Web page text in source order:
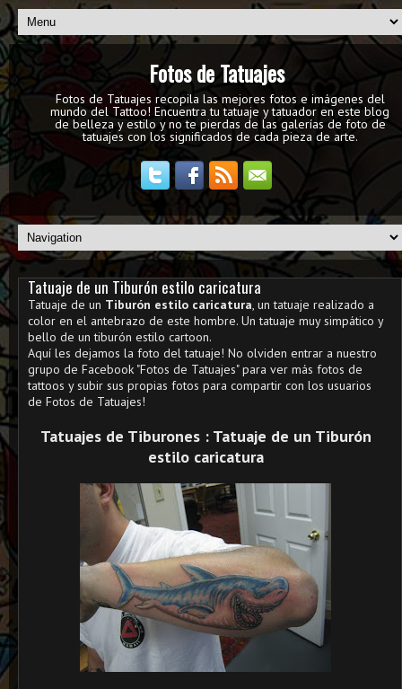
Fotos de Tatuajes
Fotos de Tatuajes recopila las mejores fotos e imágenes del
mundo del Tattoo! Encuentra tu tatuaje y tatuador en este blog
de belleza y estilo y no te pierdas de las galerías de foto de
tatuajes con los significados de cada pieza de arte.
Tatuaje de un Tiburón estilo caricatura
Tatuaje de un Tiburón estilo caricatura, un tatuaje realizado a
color en el antebrazo de este hombre. Un tatuaje muy simpático y
bello de un tiburón estilo cartoon.
Aquí les dejamos la foto del tatuaje! No olviden entrar a nuestro
grupo de Facebook "Fotos de Tatuajes" para ver más fotos de
tattoos y subir sus propias fotos para compartir con los usuarios
de Fotos de Tatuajes!
Tatuajes de Tiburones : Tatuaje de un Tiburón
estilo caricatura